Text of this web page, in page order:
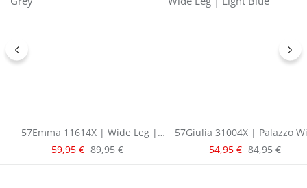
57Emma 11614X | Wide Leg |
Grey
Verkaufspreis:
59,95 € Regulärer Preis:
89,95 €
57Giulia 31004X | Palazzo
Leg | Light Blue
Verkaufspreis:
54,95 € Regulärer
84,95 €